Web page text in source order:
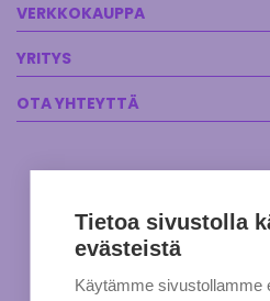
VERKKOKAUPPA
YRITYS
OTA YHTEYTTÄ
Tietoa sivustolla
evästeistä
Käytämme sivustollamme